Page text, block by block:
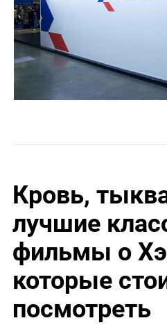
Кровь,
лучшие
фильмы о
которые
посмотреть